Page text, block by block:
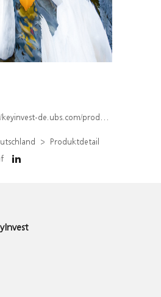
de.ubs.com/produkt/detail/index/isin/DE000WA6L2X7
Produktdetail